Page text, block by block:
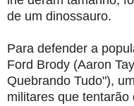
de um dinossauro.
Para defender a
Ford Brody (Aaron
Quebrando Tudo"),
militares que tentarão